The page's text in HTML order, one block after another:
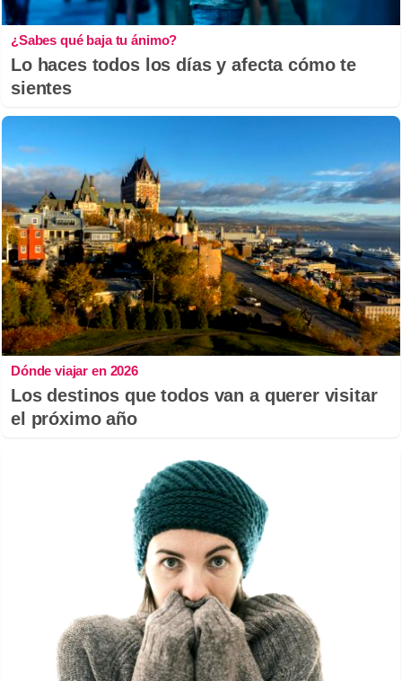
¿Sabes qué baja tu ánimo?
Lo haces todos los días y afecta cómo te
sientes
Dónde viajar en 2026
Los destinos que todos van a querer visitar
el próximo año